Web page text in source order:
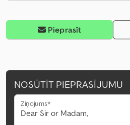
Pieprasīt
NOSŪTĪT PIEPRASĪJUMU
Ziņojums*